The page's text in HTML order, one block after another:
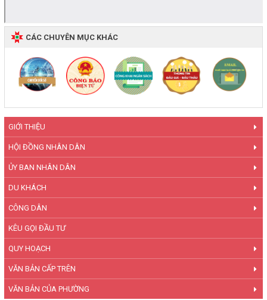
GIỚI THIỆU
HỘI ĐỒNG NHÂN DÂN
ỦY BAN NHÂN DÂN
DU KHÁCH
CÔNG DÂN
KÊU GỌI ĐẦU TƯ
QUY HOẠCH
VĂN BẢN CẤP TRÊN
VĂN BẢN CỦA PHƯỜNG
CÁC CHUYÊN MỤC KHÁC